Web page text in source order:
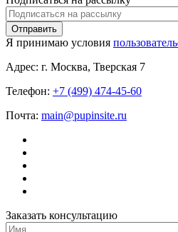
Я принимаю условия
Адрес: г. Москва, Тверская 7
Телефон: +7 (499) 474-45-60
Почта: main@pupinsite.ru
Заказать консультацию